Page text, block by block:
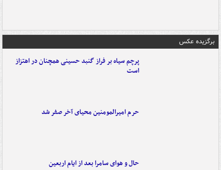
برگزیده عکس
پرچم سیاه بر فراز گنبد حسینی همچنان در اهتزاز
است
حرم امیرالمومنین محیای آخر صفر شد
حال و هوای سامرا بعد از ایام اربعین